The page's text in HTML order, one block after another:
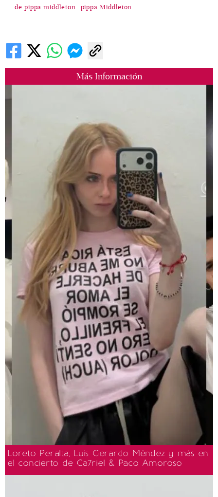
Más Información
Loreto Peralta, Luis Gerardo Méndez y más en
el concierto de Ca7riel & Paco Amoroso
de pippa middleton
pippa Middleton